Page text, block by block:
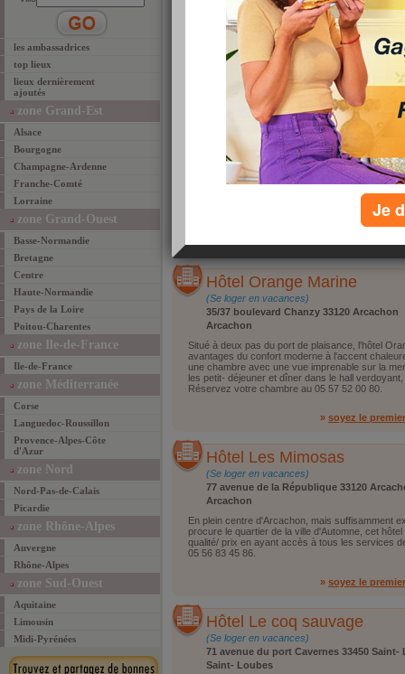
les ambassadrices
top lieux
lieux dernièrement
ajoutés
zone Grand-Est
Alsace
Bourgogne
Champagne-Ardenne
Franche-Comté
Lorraine
zone Grand-Ouest
Basse-Normandie
Bretagne
Centre
Haute-Normandie
Pays de la Loire
Poitou-Charentes
zone Ile-de-France
Ile-de-France
zone Méditerranée
Corse
Languedoc-Roussillon
Provence-Alpes-Côte
d'Azur
zone Nord
Nord-Pas-de-Calais
Picardie
zone Rhône-Alpes
Auvergne
Rhône-Alpes
zone Sud-Ouest
Aquitaine
Limousin
Midi-Pyrénées
Se loger en vacances
3
2
Clos Ermitage
(Se loger en vacances)
34, rue du Wittertalhof, 67140 Le Hohwald
Le Hohwald
Au Clos Ermitage, les mots d'ordre sont
ancienne demeure pleine de charme et de
extraordinaire de verdure: un véritable havre de
Hôtel Orange Marine
(Se loger en vacances)
35/37 boulevard Chanzy 33120 Arcachon
Arcachon
Situé à deux pas du port de plaisance, l'hôtel
avantages du confort moderne à l'accent
une chambre avec une vue imprenable sur la
les petit- déjeuner et dîner dans le hall
Réservez votre chambre au 05 57 52 00 80.
» soyez le
Hôtel Les Mimosas
(Se loger en vacances)
77 avenue de la République 33120
Arcachon
En plein centre d'Arcachon, mais suffisamment
procure le quartier de la ville d'Automne, cet
qualité/ prix en ayant accès à tous les services
05 56 83 45 86.
» soyez le
Hôtel Le coq sauvage
(Se loger en vacances)
71 avenue du port Cavernes 33450 Saint-
Saint- Loubes
Je